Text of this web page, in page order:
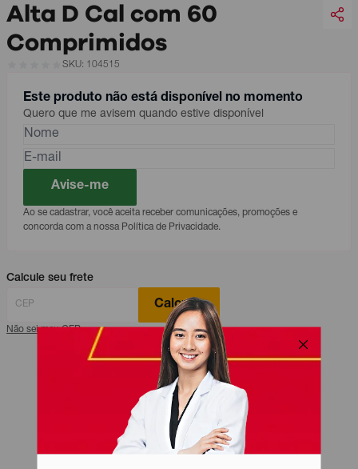
Alta D Cal com 60
Comprimidos
SKU: 104515
Este produto não está disponível no momento
Quero que me avisem quando estive disponível
Avise-me
Ao se cadastrar, você aceita receber comunicações, promoções e
concorda com a nossa Política de Privacidade.
Calcule seu frete
Calcular
Não sei meu CEP